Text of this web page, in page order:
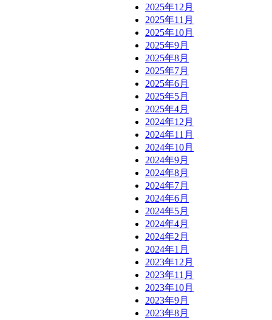
2025年12月
2025年11月
2025年10月
2025年9月
2025年8月
2025年7月
2025年6月
2025年5月
2025年4月
2024年12月
2024年11月
2024年10月
2024年9月
2024年8月
2024年7月
2024年6月
2024年5月
2024年4月
2024年2月
2024年1月
2023年12月
2023年11月
2023年10月
2023年9月
2023年8月